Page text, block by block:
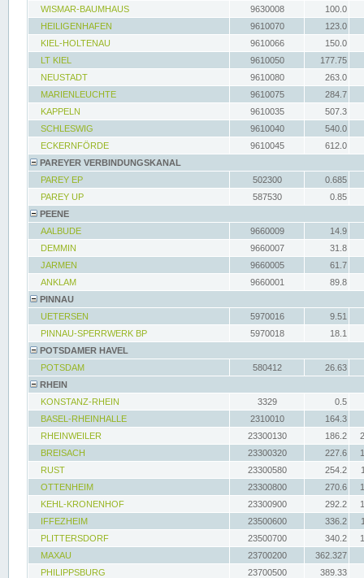
WISMAR-BAUMHAUS
9630008
100.0
HEILIGENHAFEN
9610070
123.0
KIEL-HOLTENAU
9610066
150.0
LT KIEL
9610050
177.75
NEUSTADT
9610080
263.0
MARIENLEUCHTE
9610075
284.7
KAPPELN
9610035
507.3
SCHLESWIG
9610040
540.0
ECKERNFÖRDE
9610045
612.0
PAREYER VERBINDUNGSKANAL
PAREY EP
502300
0.685
PAREY UP
587530
0.85
PEENE
AALBUDE
9660009
14.9
DEMMIN
9660007
31.8
JARMEN
9660005
61.7
ANKLAM
9660001
89.8
PINNAU
UETERSEN
5970016
9.51
PINNAU-SPERRWERK BP
5970018
18.1
POTSDAMER HAVEL
POTSDAM
580412
26.63
RHEIN
KONSTANZ-RHEIN
3329
0.5
BASEL-RHEINHALLE
2310010
164.3
RHEINWEILER
23300130 186.2
BREISACH
23300320 227.6
RUST
23300580 254.2
OTTENHEIM
23300800 270.6
KEHL-KRONENHOF
23300900 292.2
IFFEZHEIM
23500600 336.2
PLITTERSDORF
23500700 340.2
MAXAU
23700200
362.327
PHILIPPSBURG
23700500
389.33